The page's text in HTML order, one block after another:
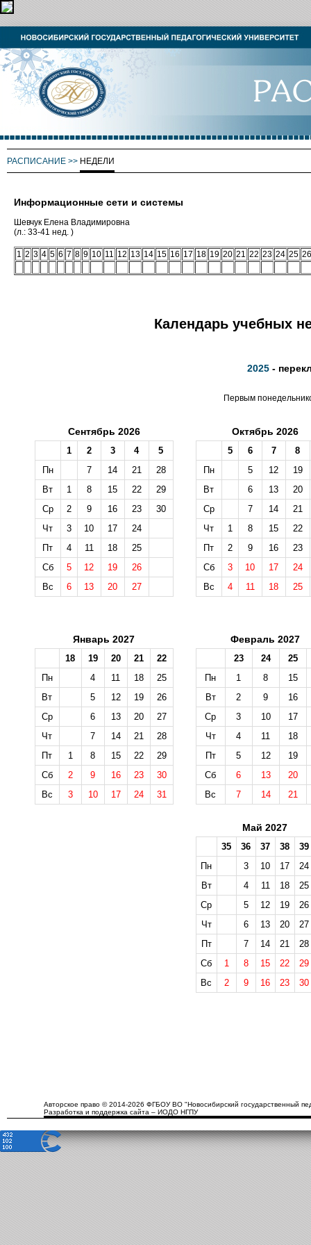
РАСПИСАНИЕ >> НЕДЕЛИ
Информационные сети и системы
Шевчук Елена Владимировна
(л.: 33-41 нед. )
1 2 3 4 5 6 7 8 9 10 11 12 13 14 15 16 17 18 19 20 21 22 23 24 25 26
Календарь учебных
2025 -
Первым
Сентябрь 2026
1 2 3 4
5
Пн
7 14 21
28
Вт
1 8 15 22
29
Ср
2 9 16 23
30
Чт
3 10 17
24
Пт
4 11 18
25
Сб
5 12 19
26
Вс
6 13 20 27
Октябрь 2026
5 6 7
8
Пн
5 12
19
Вт
6 13
20
Ср
7 14
21
Чт
1 8 15
22
Пт
2 9 16
23
Сб
3 10 17
24
Вс
4 11 18 25
Январь 2027
18 19 20 21
22
Пн
4 11 18
25
Вт
5 12 19
26
Ср
6 13 20
27
Чт
7 14 21
28
Пт
1 8 15 22
29
Сб
2 9 16 23
30
Вс
3 10 17 24 31
Февраль 2027
23 24
25
Пн
1 8
15
Вт
2 9
16
Ср
3 10
17
Чт
4 11
18
Пт
5 12
19
Сб
6 13
20
Вс
7 14 21
Май 2027
35 36 37 38
39
Пн
3 10 17
24
Вт
4 11 18
25
Ср
5 12 19
26
Чт
6 13 20
27
Пт
7 14 21
28
Сб
1 8 15 22
29
Вс
2 9 16 23 30
Авторское право © 2014-2026 ФГБОУ ВО "Новосибирский государственный
Разработка и поддержка сайта – ИОДО НГПУ